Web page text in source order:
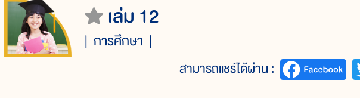
เล่ม 12
การศึกษา
สามารถแชร์ได้ผ่าน :